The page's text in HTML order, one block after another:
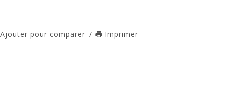
Ajouter pour comparer / Imprimer